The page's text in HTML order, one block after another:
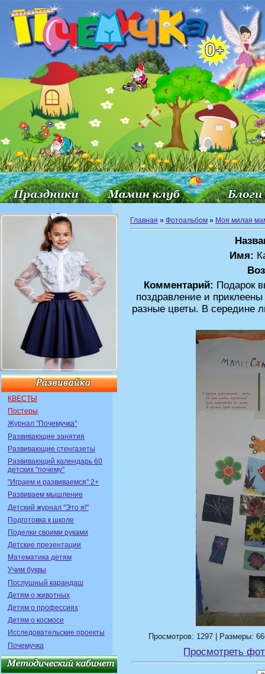
КВЕСТЫ
Постеры
Журнал "Почемучка"
Развивающие занятия
Развивающие стенгазеты
Развивающий календарь 60
детских "почему"
"Играем и развиваемся" 2+
Развиваем мышление
Детский журнал "Это я!"
Подготовка к школе
Поделки своими руками
Детские презентации
Математика детям
Учим буквы
Послушный карандаш
Детям о животных
Детям о профессиях
Детям о космосе
Исследовательские проекты
Почемучка
Главная » Фотоальбом » Моя милая
Имя:
Комментарий: Подарок
поздравление и
разные цветы. В середине
Просмотров: 1297 | Размеры:
Просмотреть